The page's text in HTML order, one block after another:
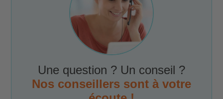
Une question ? Un conseil ?
Nos conseillers sont à votre